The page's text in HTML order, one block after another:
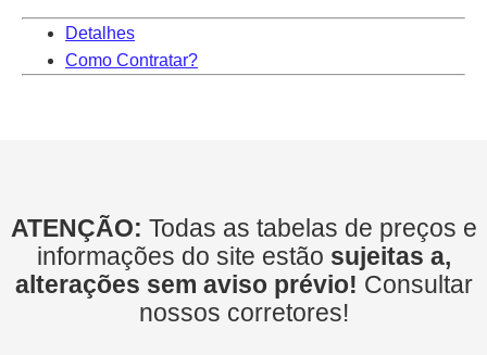
Detalhes
Como Contratar?
ATENÇÃO: Todas as tabelas de preços e
informações do site estão sujeitas a,
alterações sem aviso prévio! Consultar
nossos corretores!